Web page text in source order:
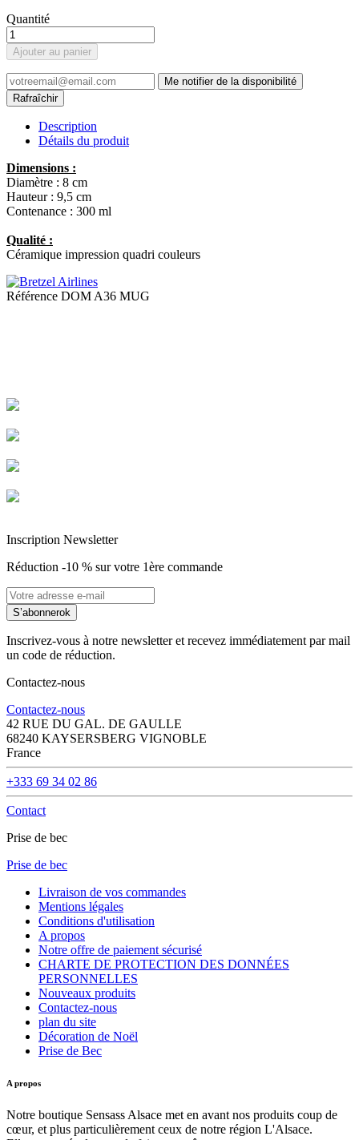
Quantité
Ajouter au panier
Me notifier de la disponibilité
Description
Détails du produit
Dimensions :
Diamètre : 8 cm
Hauteur : 9,5 cm
Contenance : 300 ml
Qualité :
Céramique impression quadri couleurs
Référence DOM A36 MUG
Inscription Newsletter
Réduction -10 % sur votre 1ère commande
S’abonnerok
Inscrivez-vous à notre newsletter et recevez immédiatement par mail
un code de réduction.
Contactez-nous
Contactez-nous
42 RUE DU GAL. DE GAULLE
68240 KAYSERSBERG VIGNOBLE
France
+333 69 34 02 86
Contact
Prise de bec
Prise de bec
Livraison de vos commandes
Mentions légales
Conditions d'utilisation
A propos
Notre offre de paiement sécurisé
CHARTE DE PROTECTION DES DONNÉES
PERSONNELLES
Nouveaux produits
Contactez-nous
plan du site
Décoration de Noël
Prise de Bec
A propos
Notre boutique Sensass Alsace met en avant nos produits coup de
cœur, et plus particulièrement ceux de notre région L'Alsace.